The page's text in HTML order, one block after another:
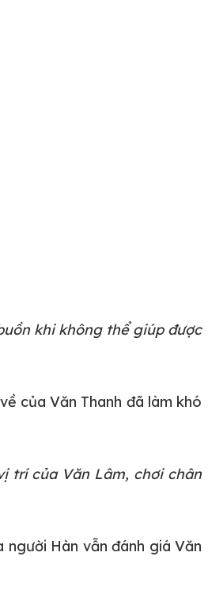
khi không thể giúp được
của Văn Thanh đã làm khó
trí của Văn Lâm, chơi chân
Hàn vẫn đánh giá Văn